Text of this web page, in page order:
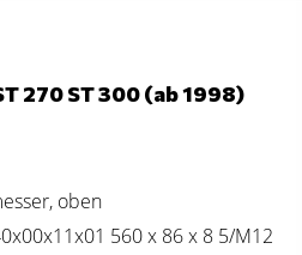
270 ST 300 (ab 1998)
oben
560 x 86 x 8 5/M12